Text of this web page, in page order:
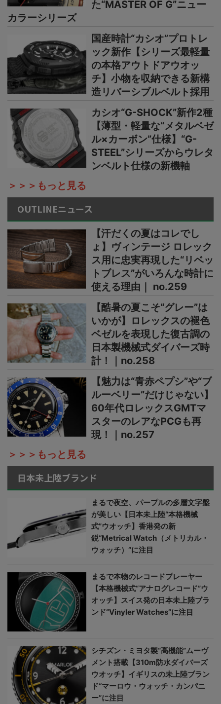
た“MASTER OF G”ニュー
カラーシリーズ
国産時計“カシオ”プロトレ
ック新作【シリーズ最軽量
の本格アウトドアウオッ
チ】小物を収納できる新構
造リバーシブルベルト採用
カシオ“G-SHOCK”新作2種
【薄型・軽量な“メタルベゼ
ル×カーボン”仕様】“G-
STEEL”シリーズからウレタ
ンベルト仕様の新機軸
＞＞＞もっと見る
OUTLINEニュース
【汗だくの夏はコレでし
ょ】ヴィンテージ ロレック
ス用に忠実再現した“リベッ
トブレス”がいろんな時計に
使える理由｜ no.259
【酷暑の夏こそ“グレー”は
いかが】ロレックスの褪色
ベゼルを表現した復古調の
日本製機械式ダイバーズ時
計！｜no.258
【魅力は“青赤ペプシ”や“ブ
ルーベリー”だけじゃない】
60年代ロレックスGMTマ
スターのレアなPCGも再
現！｜no.257
＞＞＞もっと見る
日本未上陸ブランド
まるで夜空、パープルの多層文字盤
が美しい【日本未上陸“本格機械
式”ウオッチ】香港発の新
鋭“Metrical Watch（メトリカル・
ウォッチ）”に注目
まるで本物のレコードプレーヤー
【本格機械式“アナログレコード”ウ
オッチ】スイス発の日本未上陸ブラ
ンド“Vinyler Watches”に注目
シチズン・ミヨタ製“高機能”ムーヴ
メント搭載【310m防水ダイバーズ
ウオッチ】イギリスの未上陸ブラン
ド“マーロウ・ウォッチ・カンパニ
ー”に注目